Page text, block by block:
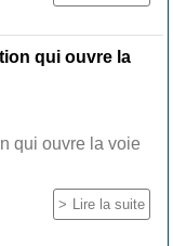
qui ouvre la
qui ouvre la voie
Lire la suite